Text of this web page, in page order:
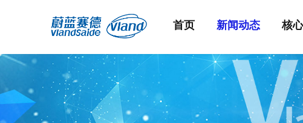
首页 新闻动态 核